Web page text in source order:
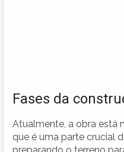
Fases da
Atualmente, a obra está
que é uma parte crucial
preparando o terreno